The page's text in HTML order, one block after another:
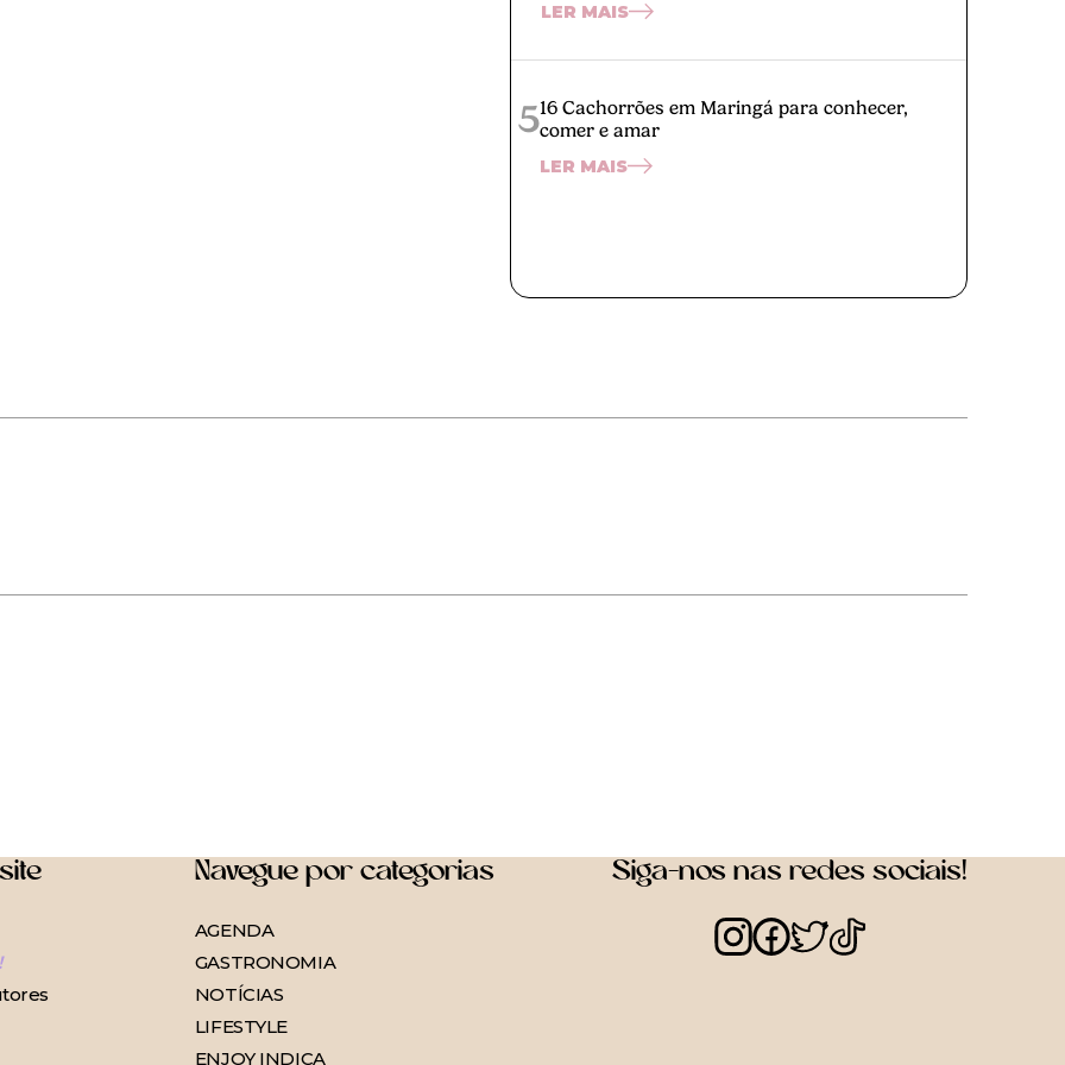
LER MAIS
516 Cachorrões em Maringá para conhecer,
comer e amar
LER MAIS
Navegue por categorias
AGENDA
GASTRONOMIA
NOTÍCIAS
LIFESTYLE
ENJOY INDICA
Siga-nos nas redes sociais!